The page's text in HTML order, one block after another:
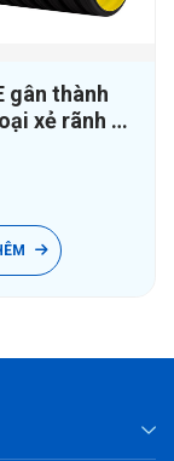
gân thành
xẻ rãnh -